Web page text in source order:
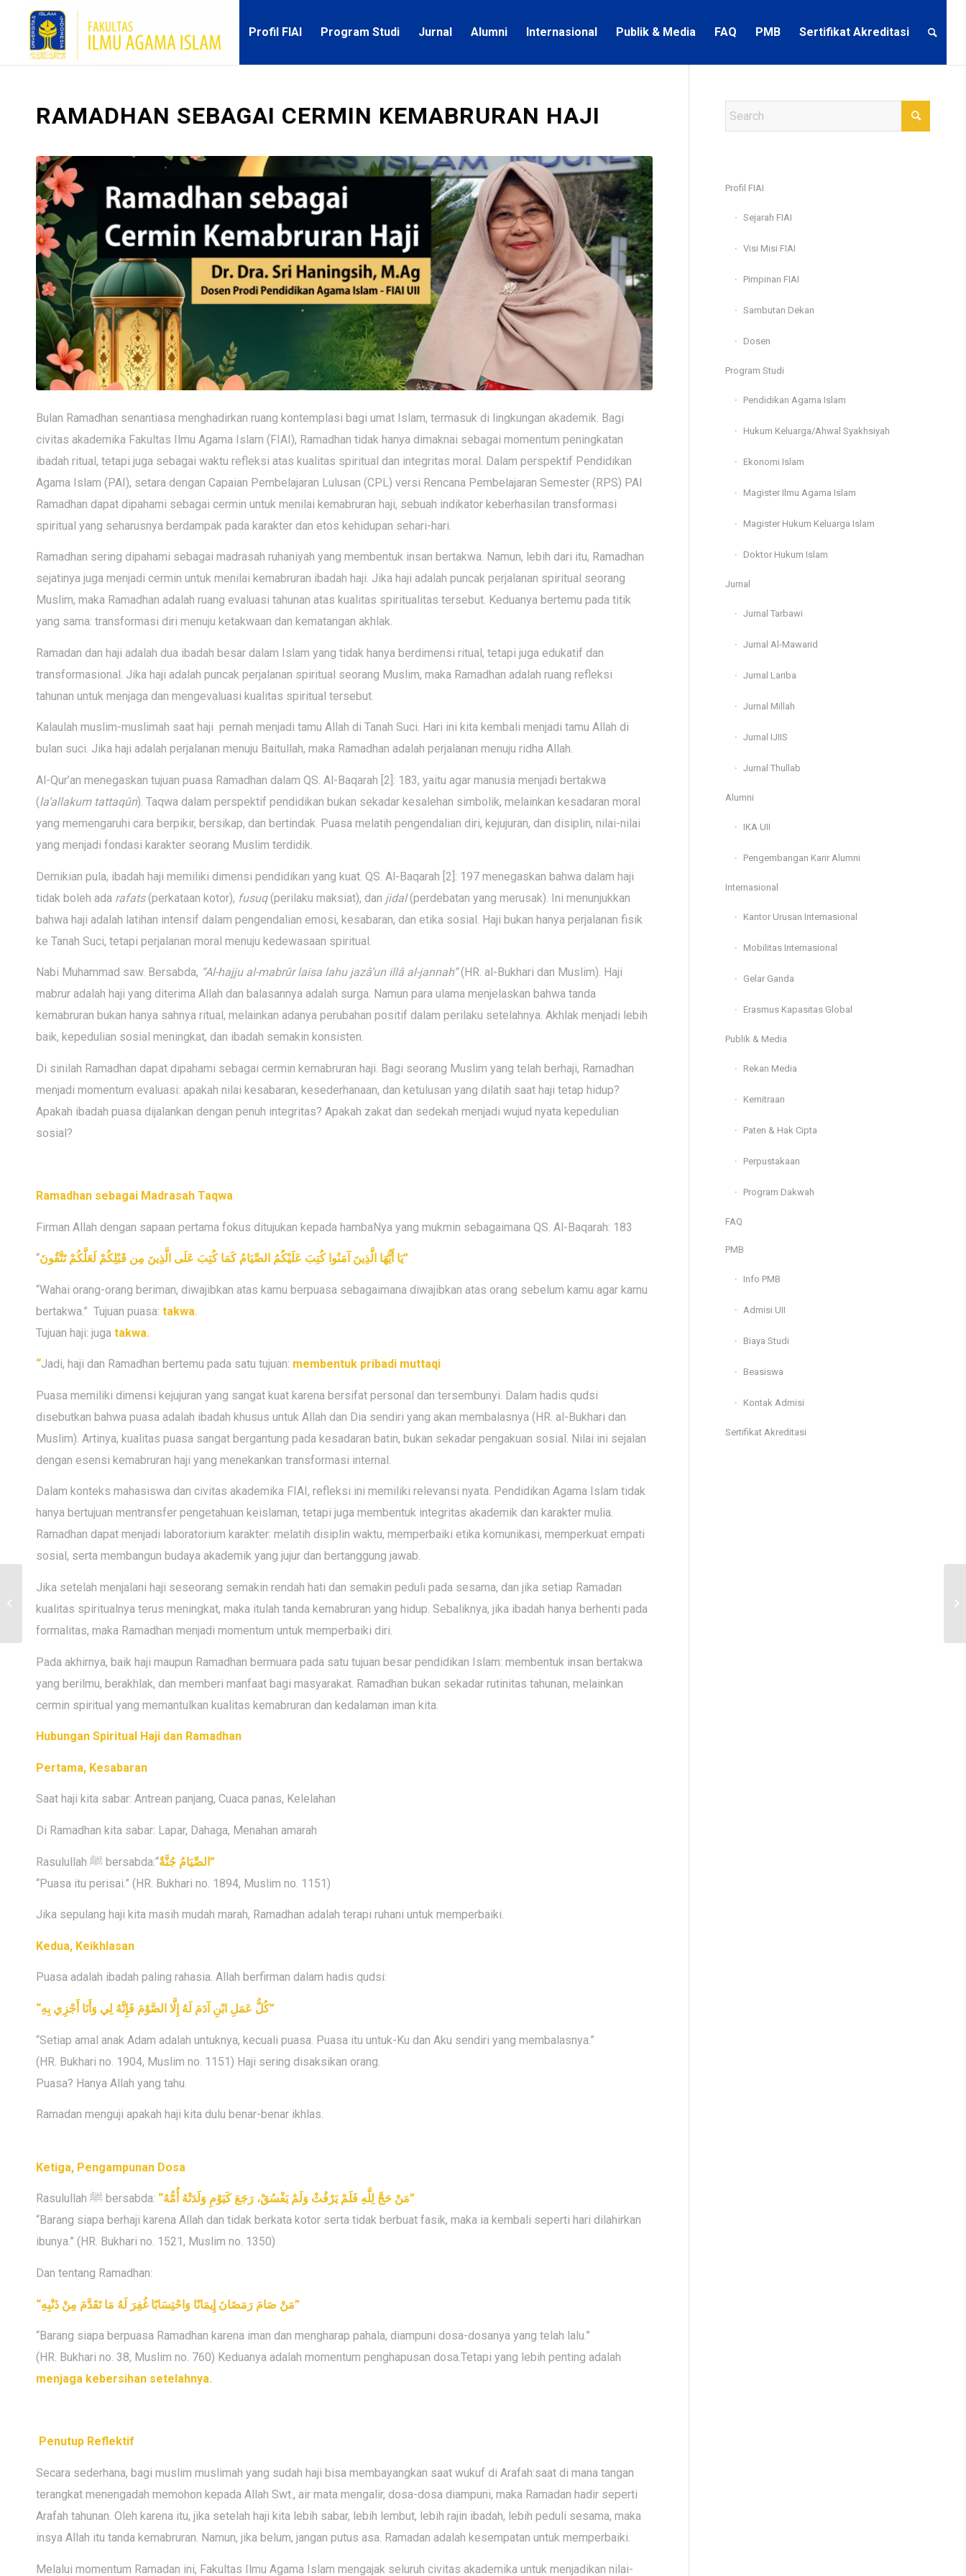
Profil FIAI Program Studi Jurnal Alumni Internasional Publik & Media FAQ PMB Sertifikat Akreditasi
RAMADHAN SEBAGAI CERMIN KEMABRURAN HAJI
Bulan Ramadhan senantiasa menghadirkan ruang kontemplasi bagi umat Islam, termasuk di lingkungan akademik. Bagi
civitas akademika Fakultas Ilmu Agama Islam (FIAI), Ramadhan tidak hanya dimaknai sebagai momentum peningkatan
ibadah ritual, tetapi juga sebagai waktu refleksi atas kualitas spiritual dan integritas moral. Dalam perspektif Pendidikan
Agama Islam (PAI), setara dengan Capaian Pembelajaran Lulusan (CPL) versi Rencana Pembelajaran Semester (RPS) PAI
Ramadhan dapat dipahami sebagai cermin untuk menilai kemabruran haji, sebuah indikator keberhasilan transformasi
spiritual yang seharusnya berdampak pada karakter dan etos kehidupan sehari-hari.
Ramadhan sering dipahami sebagai madrasah ruhaniyah yang membentuk insan bertakwa. Namun, lebih dari itu, Ramadhan
sejatinya juga menjadi cermin untuk menilai kemabruran ibadah haji. Jika haji adalah puncak perjalanan spiritual seorang
Muslim, maka Ramadhan adalah ruang evaluasi tahunan atas kualitas spiritualitas tersebut. Keduanya bertemu pada titik
yang sama: transformasi diri menuju ketakwaan dan kematangan akhlak.
Ramadan dan haji adalah dua ibadah besar dalam Islam yang tidak hanya berdimensi ritual, tetapi juga edukatif dan
transformasional. Jika haji adalah puncak perjalanan spiritual seorang Muslim, maka Ramadhan adalah ruang refleksi
tahunan untuk menjaga dan mengevaluasi kualitas spiritual tersebut.
Kalaulah muslim-muslimah saat haji pernah menjadi tamu Allah di Tanah Suci. Hari ini kita kembali menjadi tamu Allah di
bulan suci. Jika haji adalah perjalanan menuju Baitullah, maka Ramadhan adalah perjalanan menuju ridha Allah.
Al-Qur’an menegaskan tujuan puasa Ramadhan dalam QS. Al-Baqarah [2]: 183, yaitu agar manusia menjadi bertakwa
(la‘allakum tattaqûn). Taqwa dalam perspektif pendidikan bukan sekadar kesalehan simbolik, melainkan kesadaran moral
yang memengaruhi cara berpikir, bersikap, dan bertindak. Puasa melatih pengendalian diri, kejujuran, dan disiplin, nilai-nilai
yang menjadi fondasi karakter seorang Muslim terdidik.
Demikian pula, ibadah haji memiliki dimensi pendidikan yang kuat. QS. Al-Baqarah [2]: 197 menegaskan bahwa dalam haji
tidak boleh ada rafats(perkataan kotor), fusuq(perilaku maksiat), dan jidal(perdebatan yang merusak). Ini menunjukkan
bahwa haji adalah latihan intensif dalam pengendalian emosi, kesabaran, dan etika sosial. Haji bukan hanya perjalanan fisik
ke Tanah Suci, tetapi perjalanan moral menuju kedewasaan spiritual.
Nabi Muhammad saw. Bersabda, “Al-hajju al-mabrûr laisa lahu jazâ’un illâ al-jannah”(HR. al-Bukhari dan Muslim). Haji
mabrur adalah haji yang diterima Allah dan balasannya adalah surga. Namun para ulama menjelaskan bahwa tanda
kemabruran bukan hanya sahnya ritual, melainkan adanya perubahan positif dalam perilaku setelahnya. Akhlak menjadi lebih
baik, kepedulian sosial meningkat, dan ibadah semakin konsisten.
Di sinilah Ramadhan dapat dipahami sebagai cermin kemabruran haji. Bagi seorang Muslim yang telah berhaji, Ramadhan
menjadi momentum evaluasi: apakah nilai kesabaran, kesederhanaan, dan ketulusan yang dilatih saat haji tetap hidup?
Apakah ibadah puasa dijalankan dengan penuh integritas? Apakah zakat dan sedekah menjadi wujud nyata kepedulian
sosial?
Ramadhan sebagai Madrasah Taqwa
Firman Allah dengan sapaan pertama fokus ditujukan kepada hambaNya yang mukmin sebagaimana QS. Al-Baqarah: 183
“يَا أَيُّهَا الَّذِينَ آمَنُوا كُتِبَ عَلَيْكُمُ الصِّيَامُ كَمَا كُتِبَ عَلَى الَّذِينَ مِن قَبْلِكُمْ لَعَلَّكُمْ تَتَّقُونَ”
“Wahai orang-orang beriman, diwajibkan atas kamu berpuasa sebagaimana diwajibkan atas orang sebelum kamu agar kamu
bertakwa.” Tujuan puasa: takwa
Tujuan haji: juga takwa.
“Jadi, haji dan Ramadhan bertemu pada satu tujuan: membentuk pribadi muttaqi
Puasa memiliki dimensi kejujuran yang sangat kuat karena bersifat personal dan tersembunyi. Dalam hadis qudsi
disebutkan bahwa puasa adalah ibadah khusus untuk Allah dan Dia sendiri yang akan membalasnya (HR. al-Bukhari dan
Muslim). Artinya, kualitas puasa sangat bergantung pada kesadaran batin, bukan sekadar pengakuan sosial. Nilai ini sejalan
dengan esensi kemabruran haji yang menekankan transformasi internal.
Dalam konteks mahasiswa dan civitas akademika FIAI, refleksi ini memiliki relevansi nyata. Pendidikan Agama Islam tidak
hanya bertujuan mentransfer pengetahuan keislaman, tetapi juga membentuk integritas akademik dan karakter mulia.
Ramadhan dapat menjadi laboratorium karakter: melatih disiplin waktu, memperbaiki etika komunikasi, memperkuat empati
sosial, serta membangun budaya akademik yang jujur dan bertanggung jawab.
Jika setelah menjalani haji seseorang semakin rendah hati dan semakin peduli pada sesama, dan jika setiap Ramadan
kualitas spiritualnya terus meningkat, maka itulah tanda kemabruran yang hidup. Sebaliknya, jika ibadah hanya berhenti pada
formalitas, maka Ramadhan menjadi momentum untuk memperbaiki diri.
Pada akhirnya, baik haji maupun Ramadhan bermuara pada satu tujuan besar pendidikan Islam: membentuk insan bertakwa
yang berilmu, berakhlak, dan memberi manfaat bagi masyarakat. Ramadhan bukan sekadar rutinitas tahunan, melainkan
cermin spiritual yang memantulkan kualitas kemabruran dan kedalaman iman kita.
Hubungan Spiritual Haji dan Ramadhan
Pertama, Kesabaran
Saat haji kita sabar: Antrean panjang, Cuaca panas, Kelelahan
Di Ramadhan kita sabar: Lapar, Dahaga, Menahan amarah
Rasulullah ﷺ bersabda:“الصِّيَامُ جُنَّةٌ”
“Puasa itu perisai.” (HR. Bukhari no. 1894, Muslim no. 1151)
Jika sepulang haji kita masih mudah marah, Ramadhan adalah terapi ruhani untuk memperbaiki.
Kedua, Keikhlasan
Puasa adalah ibadah paling rahasia. Allah berfirman dalam hadis qudsi:
“كُلُّ عَمَلِ ابْنِ آدَمَ لَهُ إِلَّا الصَّوْمَ فَإِنَّهُ لِي وَأَنَا أَجْزِي بِهِ”
“Setiap amal anak Adam adalah untuknya, kecuali puasa. Puasa itu untuk-Ku dan Aku sendiri yang membalasnya.”
(HR. Bukhari no. 1904, Muslim no. 1151) Haji sering disaksikan orang.
Puasa? Hanya Allah yang tahu.
Ramadan menguji apakah haji kita dulu benar-benar ikhlas.
Ketiga, Pengampunan Dosa
Rasulullah ﷺ bersabda: “مَنْ حَجَّ لِلَّهِ فَلَمْ يَرْفُثْ وَلَمْ يَفْسُقْ، رَجَعَ كَيَوْمِ وَلَدَتْهُ أُمُّهُ”
“Barang siapa berhaji karena Allah dan tidak berkata kotor serta tidak berbuat fasik, maka ia kembali seperti hari dilahirkan
ibunya.” (HR. Bukhari no. 1521, Muslim no. 1350)
Dan tentang Ramadhan:
“مَنْ صَامَ رَمَضَانَ إِيمَانًا وَاحْتِسَابًا غُفِرَ لَهُ مَا تَقَدَّمَ مِنْ ذَنْبِهِ”
“Barang siapa berpuasa Ramadhan karena iman dan mengharap pahala, diampuni dosa-dosanya yang telah lalu.”
(HR. Bukhari no. 38, Muslim no. 760) Keduanya adalah momentum penghapusan dosa.Tetapi yang lebih penting adalah
menjaga kebersihan setelahnya.
Penutup Reflektif
Secara sederhana, bagi muslim muslimah yang sudah haji bisa membayangkan saat wukuf di Arafah:saat di mana tangan
terangkat menengadah memohon kepada Allah Swt., air mata mengalir, dosa-dosa diampuni, maka Ramadan hadir seperti
Arafah tahunan. Oleh karena itu, jika setelah haji kita lebih sabar, lebih lembut, lebih rajin ibadah, lebih peduli sesama, maka
insya Allah itu tanda kemabruran. Namun, jika belum, jangan putus asa. Ramadan adalah kesempatan untuk memperbaiki.
Melalui momentum Ramadan ini, Fakultas Ilmu Agama Islam mengajak seluruh civitas akademika untuk menjadikan nilai-
Profil FIAI
Sejarah FIAI
Visi Misi FIAI
Pimpinan FIAI
Sambutan Dekan
Dosen
Program Studi
Pendidikan Agama Islam
Hukum Keluarga/Ahwal Syakhsiyah
Ekonomi Islam
Magister Ilmu Agama Islam
Magister Hukum Keluarga Islam
Doktor Hukum Islam
Jurnal
Jurnal Tarbawi
Jurnal Al-Mawarid
Jurnal Lariba
Jurnal Millah
Jurnal IJIIS
Jurnal Thullab
Alumni
IKA UII
Pengembangan Karir Alumni
Internasional
Kantor Urusan Internasional
Mobilitas Internasional
Gelar Ganda
Erasmus Kapasitas Global
Publik & Media
Rekan Media
Kemitraan
Paten & Hak Cipta
Perpustakaan
Program Dakwah
FAQ
PMB
Info PMB
Admisi UII
Biaya Studi
Beasiswa
Kontak Admisi
Sertifikat Akreditasi
Kolaborasi FIAI UII
dengan BSI Cabang FTS
Gelar Workshop
Pelayanan Prima